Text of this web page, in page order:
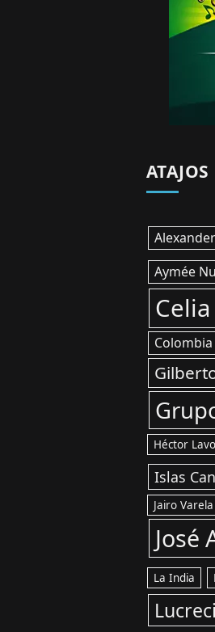
ATAJOS
Aymée
Colombia
Héctor
Islas
Jairo Varela
José
La India